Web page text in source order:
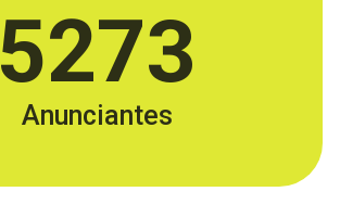
5273
Anunciantes